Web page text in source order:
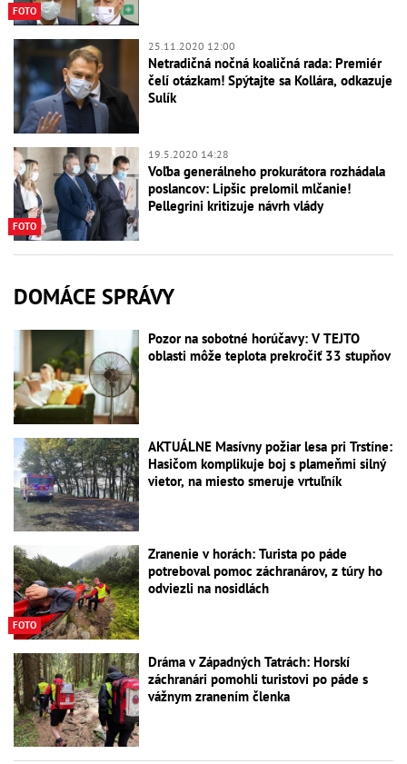
FOTO
25.11.2020 12:00
Netradičná nočná koaličná rada: Premiér
čelí otázkam! Spýtajte sa Kollára, odkazuje
Sulík
FOTO
19.5.2020 14:28
Voľba generálneho prokurátora rozhádala
poslancov: Lipšic prelomil mlčanie!
Pellegrini kritizuje návrh vlády
DOMÁCE SPRÁVY
Pozor na sobotné horúčavy: V TEJTO
oblasti môže teplota prekročiť 33 stupňov
AKTUÁLNE Masívny požiar lesa pri Trstíne:
Hasičom komplikuje boj s plameňmi silný
vietor, na miesto smeruje vrtuľník
FOTO
Zranenie v horách: Turista po páde
potreboval pomoc záchranárov, z túry ho
odviezli na nosidlách
Dráma v Západných Tatrách: Horskí
záchranári pomohli turistovi po páde s
vážnym zranením členka